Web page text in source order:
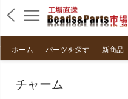
ホーム パーツを探す 新商品
チャーム